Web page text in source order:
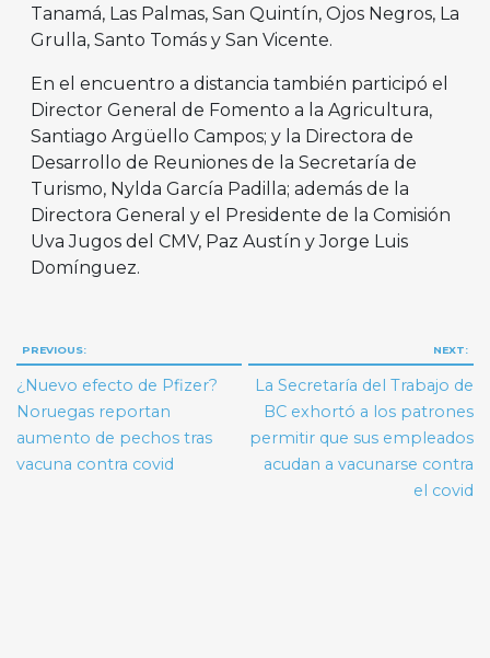
Tanamá, Las Palmas, San Quintín, Ojos Negros, La
Grulla, Santo Tomás y San Vicente.
En el encuentro a distancia también participó el
Director General de Fomento a la Agricultura,
Santiago Argüello Campos; y la Directora de
Desarrollo de Reuniones de la Secretaría de
Turismo, Nylda García Padilla; además de la
Directora General y el Presidente de la Comisión
Uva Jugos del CMV, Paz Austín y Jorge Luis
Domínguez.
Navegación
de
entradas
PREVIOUS:
¿Nuevo efecto de Pfizer?
Noruegas reportan
aumento de pechos tras
vacuna contra covid
NEXT:
La Secretaría del Trabajo de
BC exhortó a los patrones
permitir que sus empleados
acudan a vacunarse contra
el covid